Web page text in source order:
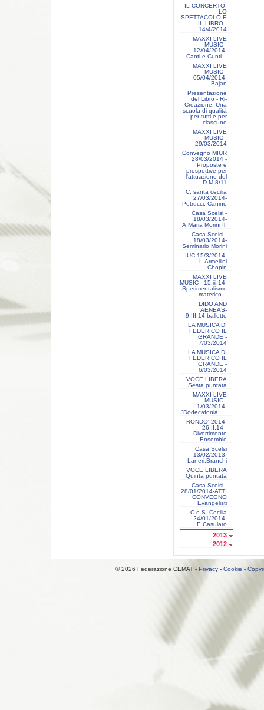
IL CONCERTO,
LO
SPETTACOLO E
IL LIBRO -
14/4/2014
MAXXI LIVE
MUSIC -
12/04/2014-
Canti e Cunti...
MAXXI LIVE
MUSIC -
05/04/2014-
Bajan
Presentazione
del Libro - Ri-
Creazione. Una
scuola di qualità
per tutti e per
ciascuno
MAXXI LIVE
MUSIC -
29/03/2014
Convegno MIUR
28/03/2014 -
Proposte e
prospettive per
l'attuazione del
D.M.8/11
C. santa cecilia
27/03/2014-
Petrucci, Canino
Casa Scelsi -
18/03/2014-
A.Maria Morini fl.
Casa Scelsi -
18/03/2014-
Seminario Morini
IUC 15/3/2014-
L.Armellini
Chopin
MAXXI LIVE
MUSIC - 15.iii.14-
Sperimentalismo
materico...
DIDO AND
AENEAS-
9.III.14-balletto
LA MUSICA DI
FEDERICO IL
GRANDE -
7/03/2014
LA MUSICA DI
FEDERICO IL
GRANDE -
6/03/2014
VOCE LIBERA
Sesta puntata
MAXXI LIVE
MUSIC -
1/03/2014-
"Dodecafonia:....
RONDO' 2014-
26.II.14 -
Divertimento
Ensemble
Casa Scelsi
13/02/2013-
Laneri,Branchi
VOCE LIBERA
Quinta puntata
Casa Scelsi -
28/01/2014-ATTI
CONVEGNO
Evangelisti
C.o S. Cecilia
24/01/2014-
E.Casularo
2013
2012
© 2026 Federazione CEMAT - Privacy- Cookie -